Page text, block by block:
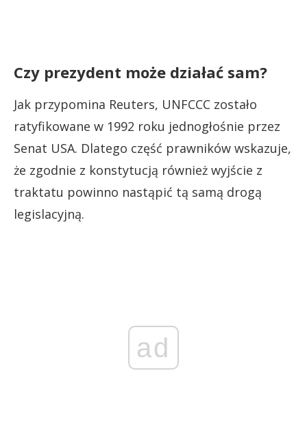
Czy prezydent może działać sam?
Jak przypomina Reuters, UNFCCC zostało
ratyfikowane w 1992 roku jednogłośnie przez
Senat USA. Dlatego część prawników wskazuje,
że zgodnie z konstytucją również wyjście z
traktatu powinno nastąpić tą samą drogą
legislacyjną.
ad